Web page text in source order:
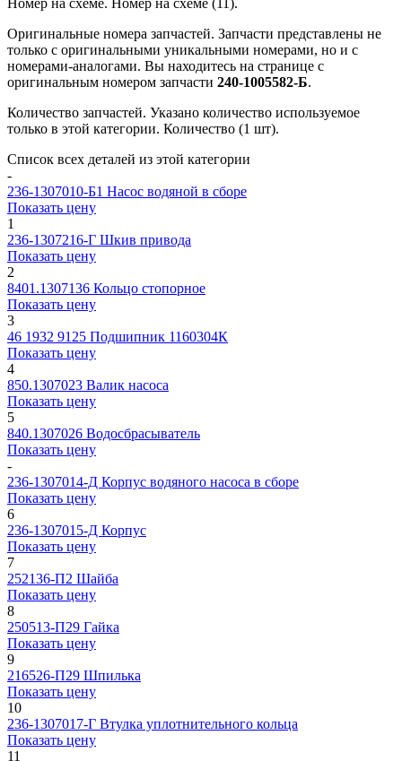
Оригинальные номера запчастей. Запчасти представлены не
только с оригинальными уникальными номерами, но и с
номерами-аналогами. Вы находитесь на странице с
оригинальным номером запчасти 240-1005582-Б.
Количество запчастей. Указано количество используемое
только в этой категории. Количество (1 шт).
Список всех деталей из этой категории
-
236-1307010-Б1 Насос водяной в сборе
Показать цену
1
236-1307216-Г Шкив привода
Показать цену
2
8401.1307136 Кольцо стопорное
Показать цену
3
46 1932 9125 Подшипник 1160304К
Показать цену
4
850.1307023 Валик насоса
Показать цену
5
840.1307026 Водосбрасыватель
Показать цену
-
236-1307014-Д Корпус водяного насоса в сборе
Показать цену
6
236-1307015-Д Корпус
Показать цену
7
252136-П2 Шайба
Показать цену
8
250513-П29 Гайка
Показать цену
9
216526-П29 Шпилька
Показать цену
10
236-1307017-Г Втулка уплотнительного кольца
Показать цену
11